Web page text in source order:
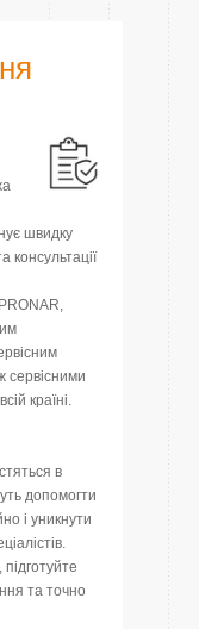
швидку
консультації
сервісними
країні.
в
допомогти
і уникнути
та точно